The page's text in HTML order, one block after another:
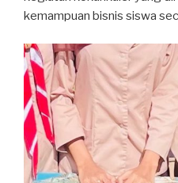
kemampuan bisnis siswa